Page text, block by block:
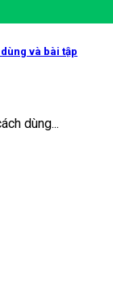
và bài tập
dùng...